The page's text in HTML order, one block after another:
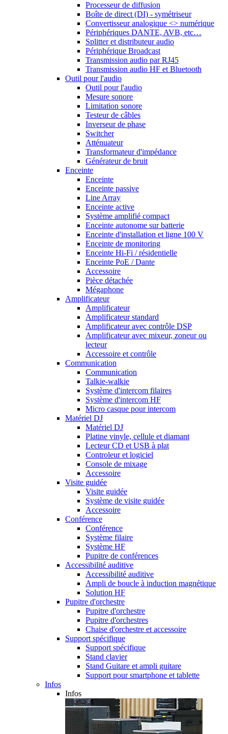
Processeur de diffusion
Boîte de direct (DI) - symétriseur
Convertisseur analogique <> numérique
Périphériques DANTE, AVB, etc…
Splitter et distributeur audio
Périphérique Broadcast
Transmission audio par RJ45
Transmission audio HF et Bluetooth
Outil pour l'audio
Outil pour l'audio
Mesure sonore
Limitation sonore
Testeur de câbles
Inverseur de phase
Switcher
Atténuateur
Transformateur d'impédance
Générateur de bruit
Enceinte
Enceinte
Enceinte passive
Line Array
Enceinte active
Système amplifié compact
Enceinte autonome sur batterie
Enceinte d'installation et ligne 100 V
Enceinte de monitoring
Enceinte Hi-Fi / résidentielle
Enceinte PoE / Dante
Accessoire
Pièce détachée
Mégaphone
Amplificateur
Amplificateur
Amplificateur standard
Amplificateur avec contrôle DSP
Amplificateur avec mixeur, zoneur ou
lecteur
Accessoire et contrôle
Communication
Communication
Talkie-walkie
Système d'intercom filaires
Système d'intercom HF
Micro casque pour intercom
Matériel DJ
Matériel DJ
Platine vinyle, cellule et diamant
Lecteur CD et USB à plat
Controleur et logiciel
Console de mixage
Accessoire
Visite guidée
Visite guidée
Système de visite guidée
Accessoire
Conférence
Conférence
Système filaire
Système HF
Pupitre de conférences
Accessibilité auditive
Accessibilité auditive
Ampli de boucle à induction magnétique
Solution HF
Pupitre d'orchestre
Pupitre d'orchestre
Pupitre d'orchestres
Chaise d'orchestre et accessoire
Support spécifique
Support spécifique
Stand clavier
Stand Guitare et ampli guitare
Support pour smartphone et tablette
Infos
Infos